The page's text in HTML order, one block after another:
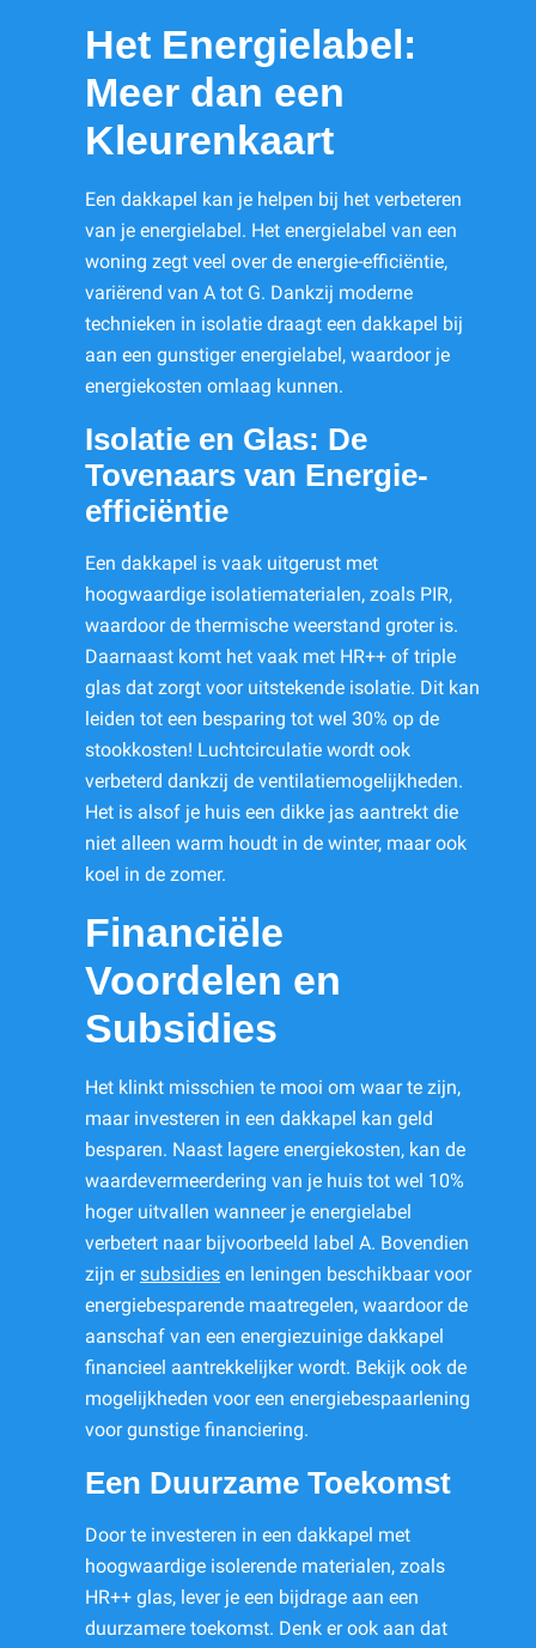
Het Energielabel:
Meer dan een
Kleurenkaart
Een dakkapel kan je helpen bij het verbeteren
van je energielabel. Het energielabel van een
woning zegt veel over de energie-efficiëntie,
variërend van A tot G. Dankzij moderne
technieken in isolatie draagt een dakkapel bij
aan een gunstiger energielabel, waardoor je
energiekosten omlaag kunnen.
Isolatie en Glas: De
Tovenaars van Energie-
efficiëntie
Een dakkapel is vaak uitgerust met
hoogwaardige isolatiematerialen, zoals PIR,
waardoor de thermische weerstand groter is.
Daarnaast komt het vaak met HR++ of triple
glas dat zorgt voor uitstekende isolatie. Dit kan
leiden tot een besparing tot wel 30% op de
stookkosten! Luchtcirculatie wordt ook
verbeterd dankzij de ventilatiemogelijkheden.
Het is alsof je huis een dikke jas aantrekt die
niet alleen warm houdt in de winter, maar ook
koel in de zomer.
Financiële
Voordelen en
Subsidies
Het klinkt misschien te mooi om waar te zijn,
maar investeren in een dakkapel kan geld
besparen. Naast lagere energiekosten, kan de
waardevermeerdering van je huis tot wel 10%
hoger uitvallen wanneer je energielabel
verbetert naar bijvoorbeeld label A. Bovendien
zijn ersubsidies en leningen beschikbaar voor
energiebesparende maatregelen, waardoor de
aanschaf van een energiezuinige dakkapel
financieel aantrekkelijker wordt. Bekijk ook de
mogelijkheden voor een energiebespaarlening
voor gunstige financiering.
Een Duurzame Toekomst
Door te investeren in een dakkapel met
hoogwaardige isolerende materialen, zoals
HR++ glas, lever je een bijdrage aan een
duurzamere toekomst. Denk er ook aan dat